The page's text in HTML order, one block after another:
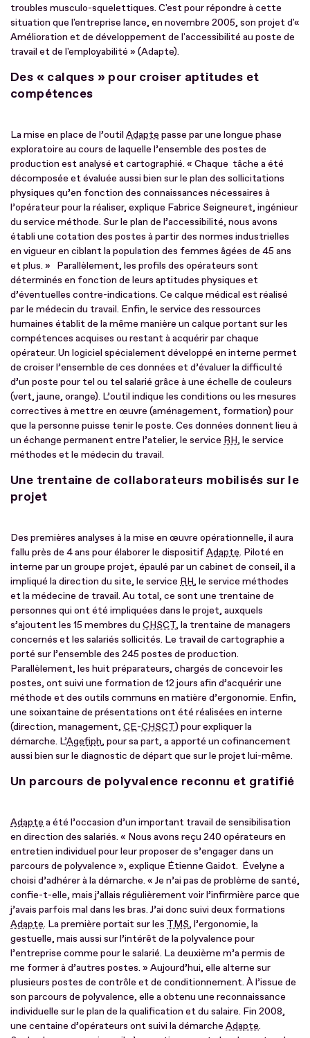
troubles musculo-squelettiques. C'est pour répondre à cette
situation que l'entreprise lance, en novembre 2005, son projet d'«
Amélioration et de développement de l'accessibilité au poste de
travail et de l'employabilité » (Adapte).
Des « calques » pour croiser aptitudes et
compétences
La mise en place de l’outil Adapte passe par une longue phase
exploratoire au cours de laquelle l’ensemble des postes de
production est analysé et cartographié. « Chaque tâche a été
décomposée et évaluée aussi bien sur le plan des sollicitations
physiques qu’en fonction des connaissances nécessaires à
l’opérateur pour la réaliser, explique Fabrice Seigneuret, ingénieur
du service méthode. Sur le plan de l’accessibilité, nous avons
établi une cotation des postes à partir des normes industrielles
en vigueur en ciblant la population des femmes âgées de 45 ans
et plus. » Parallèlement, les profils des opérateurs sont
déterminés en fonction de leurs aptitudes physiques et
d’éventuelles contre-indications. Ce calque médical est réalisé
par le médecin du travail. Enfin, le service des ressources
humaines établit de la même manière un calque portant sur les
compétences acquises ou restant à acquérir par chaque
opérateur. Un logiciel spécialement développé en interne permet
de croiser l’ensemble de ces données et d’évaluer la difficulté
d’un poste pour tel ou tel salarié grâce à une échelle de couleurs
(vert, jaune, orange). L’outil indique les conditions ou les mesures
correctives à mettre en œuvre (aménagement, formation) pour
que la personne puisse tenir le poste. Ces données donnent lieu à
un échange permanent entre l’atelier, le service RH, le service
méthodes et le médecin du travail.
Une trentaine de collaborateurs mobilisés sur le
projet
Des premières analyses à la mise en œuvre opérationnelle, il aura
fallu près de 4 ans pour élaborer le dispositifAdapte. Piloté en
interne par un groupe projet, épaulé par un cabinet de conseil, il a
impliqué la direction du site, le service RH, le service méthodes
et la médecine de travail. Au total, ce sont une trentaine de
personnes qui ont été impliquées dans le projet, auxquels
s’ajoutent les 15 membres du CHSCT, la trentaine de managers
concernés et les salariés sollicités. Le travail de cartographie a
porté sur l’ensemble des 245 postes de production.
Parallèlement, les huit préparateurs, chargés de concevoir les
postes, ont suivi une formation de 12 jours afin d’acquérir une
méthode et des outils communs en matière d’ergonomie. Enfin,
une soixantaine de présentations ont été réalisées en interne
(direction, management, CE-CHSCT) pour expliquer la
démarche. L’Agefiph, pour sa part, a apporté un cofinancement
aussi bien sur le diagnostic de départ que sur le projet lui-même.
Un parcours de polyvalence reconnu et gratifié
Adapte a été l’occasion d’un important travail de sensibilisation
en direction des salariés. « Nous avons reçu 240 opérateurs en
entretien individuel pour leur proposer de s’engager dans un
parcours de polyvalence », explique Étienne Gaidot. Évelyne a
choisi d’adhérer à la démarche. « Je n’ai pas de problème de santé,
confie-t-elle, mais j’allais régulièrement voir l’infirmière parce que
j’avais parfois mal dans les bras. J’ai donc suivi deux formations
Adapte. La première portait sur les TMS, l’ergonomie, la
gestuelle, mais aussi sur l’intérêt de la polyvalence pour
l’entreprise comme pour le salarié. La deuxième m’a permis de
me former à d’autres postes. » Aujourd’hui, elle alterne sur
plusieurs postes de contrôle et de conditionnement. À l’issue de
son parcours de polyvalence, elle a obtenu une reconnaissance
individuelle sur le plan de la qualification et du salaire. Fin 2008,
une centaine d’opérateurs ont suivi la démarche Adapte.